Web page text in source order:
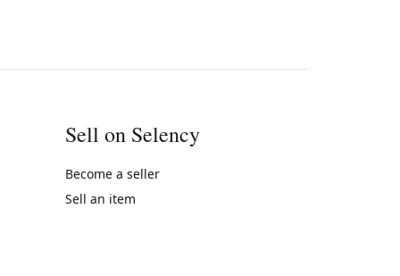
Sell on Selency
Become a seller
Sell an item